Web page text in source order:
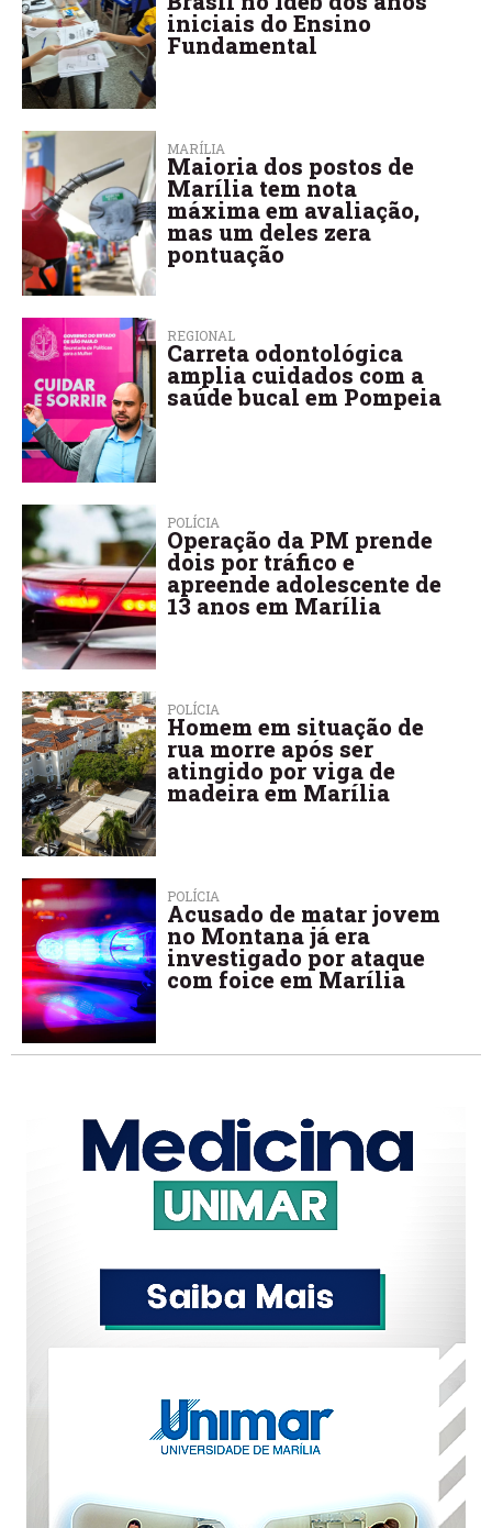
iniciais do Ensino
Fundamental
MARÍLIA
Maioria dos postos de
Marília tem nota
máxima em avaliação,
mas um deles zera
pontuação
REGIONAL
Carreta odontológica
amplia cuidados com a
saúde bucal em Pompeia
POLÍCIA
Operação da PM prende
dois por tráfico e
apreende adolescente de
13 anos em Marília
POLÍCIA
Homem em situação de
rua morre após ser
atingido por viga de
madeira em Marília
POLÍCIA
Acusado de matar jovem
no Montana já era
investigado por ataque
com foice em Marília